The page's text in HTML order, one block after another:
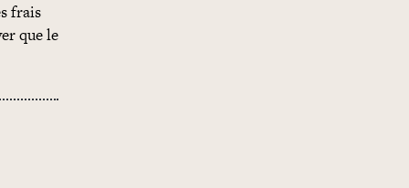
frais
que le